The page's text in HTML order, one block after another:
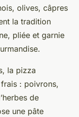
olives, câpres
la tradition
pliée et garnie
la pizza
: poivrons,
de
une pâte